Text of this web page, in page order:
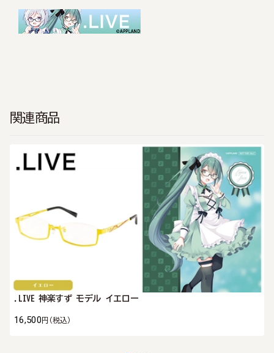
関連商品
.LIVE 神楽すず モデル イエロー
16,500 円 (税込)